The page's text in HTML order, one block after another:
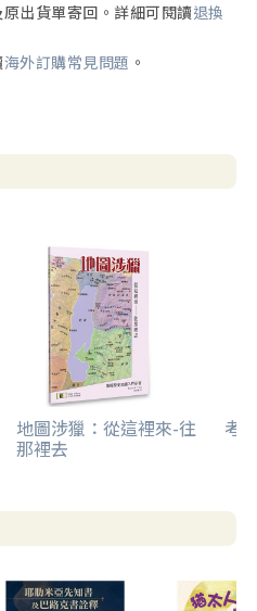
Stele of Adad-Nirari III
of Adad-Nirari III
of Nimrud
of Tiglath-Pileser III
apla-iddina II
of Nineveh
出貨單寄回。詳細可閱讀退換
海外訂購常見問題 。
地圖涉獵：從這裡來-往
那裡去
考